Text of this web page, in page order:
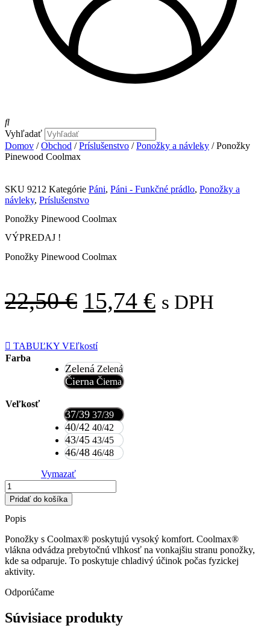
Vyhľadať
Domov /Obchod /Príslušenstvo /Ponožky a návleky / Ponožky
Pinewood Coolmax
SKU 9212 Kategórie Páni, Páni - Funkčné prádlo, Ponožky a
návleky, Príslušenstvo
Ponožky Pinewood Coolmax
VÝPREDAJ !
Ponožky Pinewood Coolmax
22,50€ Pôvodná
bola:
22,50 €.
15,74 €Aktuálna
s DPH
TABUĽKY VEľkostí
Farba
Zelená Zelená
Čierna Čierna
Veľkosť
37/39 37/39
40/42 40/42
43/45 43/45
46/48 46/48
Vymazať
množstvo
Ponožky
Pinewood
Coolmax
Pridať do košíka
Popis
Ponožky s Coolmax® poskytujú vysoký komfort. Coolmax®
vlákna odvádza prebytočnú vlhkosť na vonkajšiu stranu ponožky,
kde sa odparuje. To poskytuje chladivý účinok počas fyzickej
aktivity.
Odporúčame
Súvisiace produkty